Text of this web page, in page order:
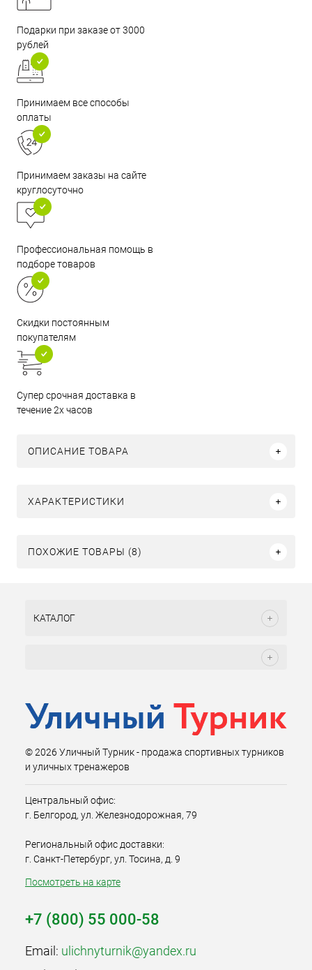
Подарки при заказе от 3000
рублей
Принимаем все способы
оплаты
Принимаем заказы на сайте
круглосуточно
Профессиональная помощь в
подборе товаров
Скидки постоянным
покупателям
Супер срочная доставка в
течение 2х часов
ОПИСАНИЕ ТОВАРА
ХАРАКТЕРИСТИКИ
ПОХОЖИЕ ТОВАРЫ (8)
КАТАЛОГ
© 2026 Уличный Турник - продажа спортивных турников
и уличных тренажеров
Центральный офис:
г. Белгород, ул. Железнодорожная, 79
Региональный офис доставки:
г. Санкт-Петербург, ул. Тосина, д. 9
Посмотреть на карте
+7 (800) 55 000-58
Email: ulichnyturnik@yandex.ru